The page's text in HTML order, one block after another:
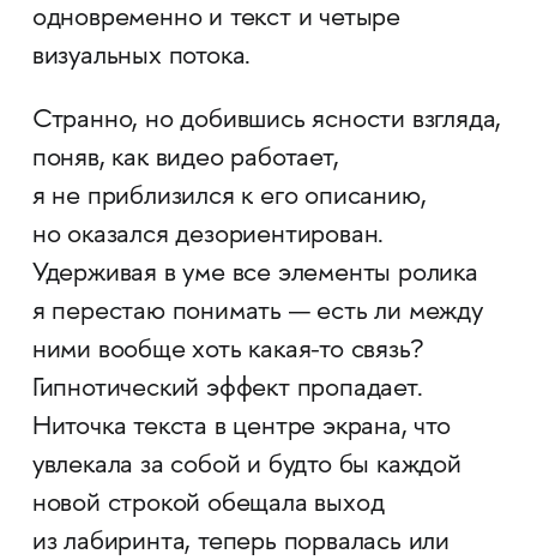
одновременно и текст и четыре
визуальных потока.
Странно, но добившись ясности взгляда,
поняв, как видео работает,
я не приблизился к его описанию,
но оказался дезориентирован.
Удерживая в уме все элементы ролика
я перестаю понимать — есть ли между
ними вообще хоть какая-то связь?
Гипнотический эффект пропадает.
Ниточка текста в центре экрана, что
увлекала за собой и будто бы каждой
новой строкой обещала выход
из лабиринта, теперь порвалась или